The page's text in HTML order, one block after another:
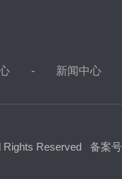
新闻中心
Rights Reserved 备案